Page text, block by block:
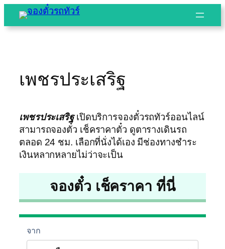
Skip
เพชรประเสริฐ
เพชรประเสริฐ เปิดบริการจองตั๋วรถทัวร์ออนไลน์
สามารถจองตั๋ว เช็คราคาตั๋ว ดูตารางเดินรถ
ตลอด 24 ชม. เลือกที่นั่งได้เอง มีช่องทางชำระ
เงินหลากหลายไม่ว่าจะเป็น
จองตั๋ว เช็คราคา ที่นี่